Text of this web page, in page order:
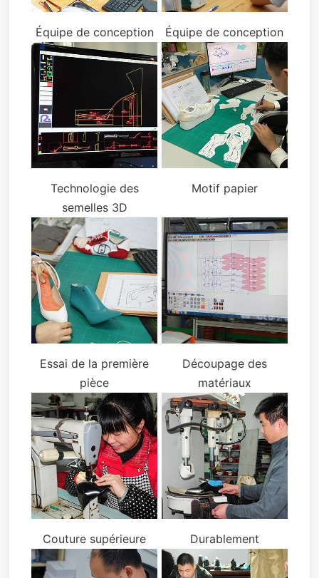
Équipe de conception Équipe de conception
Technologie des
semelles 3D
Motif papier
Essai de la première
pièce
Découpage des
matériaux
Couture supérieure Durablement